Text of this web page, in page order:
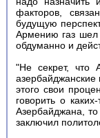
факторов,
будущую
Армению газ шел
обдуманно и
"Не секрет, что
азербайджанские
этого свои
говорить о
Азербайджана,
заключил